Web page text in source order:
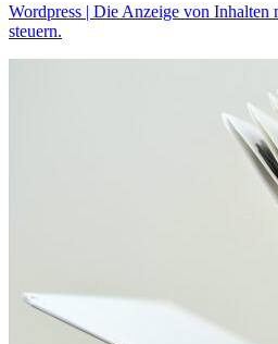
Wordpress | Die Anzeige von Inhalten
steuern.